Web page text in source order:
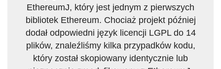
EthereumJ, który jest jednym z pierwszych
bibliotek Ethereum. Chociaż projekt później
dodał odpowiedni język licencji LGPL do 14
plików, znaleźliśmy kilka przypadków kodu,
który został skopiowany identycznie lub